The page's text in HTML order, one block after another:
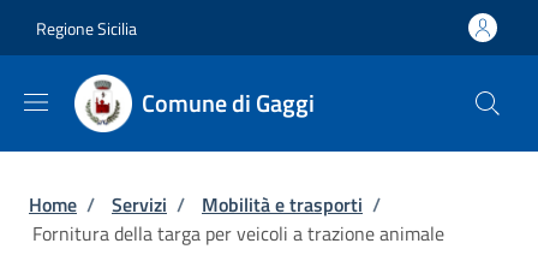
Regione Sicilia
Comune di Gaggi
Briciole di pane
Home / Servizi / Mobilità e trasporti /
Fornitura della targa per veicoli a trazione animale